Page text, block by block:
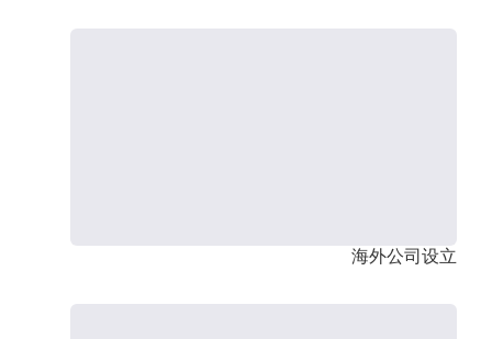
海外公司设立